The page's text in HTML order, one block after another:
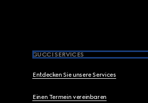
GUCCI SERVICES
Entdecken Sie unsere Services
Einen Termein vereinbaren